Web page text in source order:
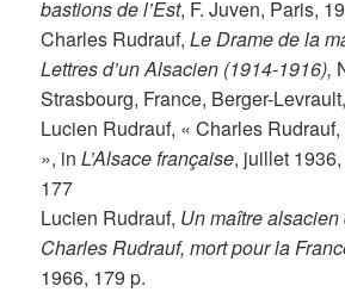
bastions de l’Est, F. Juven, Paris,
Charles Rudrauf,Le Drame de la
Lettres d’un Alsacien (1914-1916),
Strasbourg, France, Berger-
Lucien Rudrauf, « Charles
», inL’Alsace française, juillet
177
Lucien Rudrauf, Un maître
Charles Rudrauf, mort pour la
1966, 179 p.